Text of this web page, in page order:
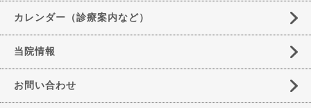
カレンダー（診療案内など）
当院情報
お問い合わせ